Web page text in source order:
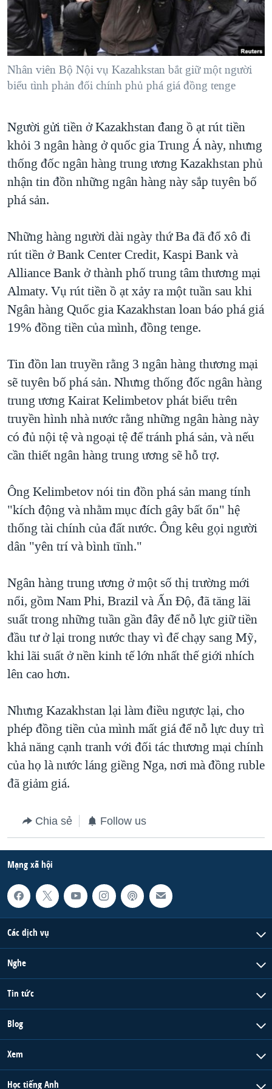
"Tìm" NGƯỜI VIỆT HẢI NGOẠI
ĐỜI SỐNG
KINH TẾ
VĂN HOÁ
THỂ THAO
GIÁO DỤC
HÀNH TRÌNH BẦU CỬ 2024
MỘT NĂM CHIẾN TRANH TẠI DẢI GAZA
GIẢI MÃ VÀNH ĐAI & CON ĐƯỜNG
NGÀY TỊ NẠN THẾ GIỚI
GROUND ZERO – XƯA VÀ NAY
CHI PHÍ CHIẾN TRANH AFGHANISTAN
CÁC GIÁ TRỊ CỘNG HÒA Ở VIỆT NAM
THƯỢNG ĐỈNH TRUMP-KIM TẠI VIỆT NAM
NGƯ DÂN VIỆT VÀ LÀN SÓNG TRỘM HẢI SÂM
BÊN KIA QUỐC LỘ: TIẾNG VỌNG TỪ NÔNG THÔN MỸ
QUAN HỆ VIỆT MỸ
VIDEO
NGHE
MẠNG XÃ HỘI
Ngôn ngữ khác
Nhân viên Bộ Nội vụ Kazahkstan bắt giữ một người
biểu tình phản đối chính phủ phá giá đồng tenge
Người gửi tiền ở Kazakhstan đang ồ ạt rút tiền
khỏi 3 ngân hàng ở quốc gia Trung Á này, nhưng
thống đốc ngân hàng trung ương Kazakhstan phủ
nhận tin đồn những ngân hàng này sắp tuyên bố
phá sản.
Những hàng người dài ngày thứ Ba đã đổ xô đi
rút tiền ở Bank Center Credit, Kaspi Bank và
Alliance Bank ở thành phố trung tâm thương mại
Almaty. Vụ rút tiền ồ ạt xảy ra một tuần sau khi
Ngân hàng Quốc gia Kazakhstan loan báo phá giá
19% đồng tiền của mình, đồng tenge.
Tin đồn lan truyền rằng 3 ngân hàng thương mại
sẽ tuyên bố phá sản. Nhưng thống đốc ngân hàng
trung ương Kairat Kelimbetov phát biểu trên
truyền hình nhà nước rằng những ngân hàng này
có đủ nội tệ và ngoại tệ để tránh phá sản, và nếu
cần thiết ngân hàng trung ương sẽ hỗ trợ.
Ông Kelimbetov nói tin đồn phá sản mang tính
"kích động và nhằm mục đích gây bất ổn" hệ
thống tài chính của đất nước. Ông kêu gọi người
dân "yên trí và bình tĩnh."
Ngân hàng trung ương ở một số thị trường mới
nổi, gồm Nam Phi, Brazil và Ấn Độ, đã tăng lãi
suất trong những tuần gần đây để nỗ lực giữ tiền
đầu tư ở lại trong nước thay vì để chạy sang Mỹ,
khi lãi suất ở nền kinh tế lớn nhất thế giới nhích
lên cao hơn.
Nhưng Kazakhstan lại làm điều ngược lại, cho
phép đồng tiền của mình mất giá để nỗ lực duy trì
khả năng cạnh tranh với đối tác thương mại chính
của họ là nước láng giềng Nga, nơi mà đồng ruble
đã giảm giá.
Chia sẻ Follow us
Mạng xã hội
Các dịch vụ
Nghe
Tin tức
Blog
Xem
Học tiếng Anh